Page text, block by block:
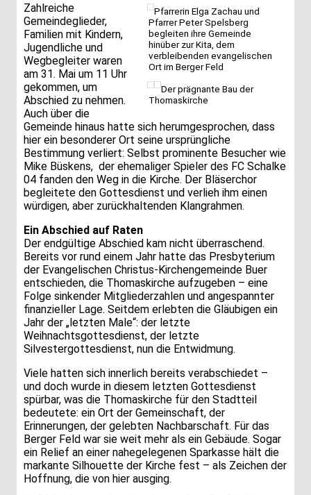
Pfarrerin Elga Zachau und
Pfarrer Peter Spelsberg
begleiten ihre Gemeinde
hinüber zur Kita, dem
verbleibenden evangelischen
Ort im Berger Feld
Der prägnante Bau der
Thomaskirche
Zahlreiche
Gemeindeglieder,
Familien mit Kindern,
Jugendliche und
Wegbegleiter waren
am 31. Mai um 11 Uhr
gekommen, um
Abschied zu nehmen.
Auch über die
Gemeinde hinaus hatte sich herumgesprochen, dass
hier ein besonderer Ort seine ursprüngliche
Bestimmung verliert: Selbst prominente Besucher wie
Mike Büskens, der ehemaliger Spieler des FC Schalke
04 fanden den Weg in die Kirche. Der Bläserchor
begleitete den Gottesdienst und verlieh ihm einen
würdigen, aber zurückhaltenden Klangrahmen.
Ein Abschied auf Raten
Der endgültige Abschied kam nicht überraschend.
Bereits vor rund einem Jahr hatte das Presbyterium
der Evangelischen Christus-Kirchengemeinde Buer
entschieden, die Thomaskirche aufzugeben – eine
Folge sinkender Mitgliederzahlen und angespannter
finanzieller Lage. Seitdem erlebten die Gläubigen ein
Jahr der „letzten Male“: der letzte
Weihnachtsgottesdienst, der letzte
Silvestergottesdienst, nun die Entwidmung.
Viele hatten sich innerlich bereits verabschiedet –
und doch wurde in diesem letzten Gottesdienst
spürbar, was die Thomaskirche für den Stadtteil
bedeutete: ein Ort der Gemeinschaft, der
Erinnerungen, der gelebten Nachbarschaft. Für das
Berger Feld war sie weit mehr als ein Gebäude. Sogar
ein Relief an einer nahegelegenen Sparkasse hält die
markante Silhouette der Kirche fest – als Zeichen der
Hoffnung, die von hier ausging.